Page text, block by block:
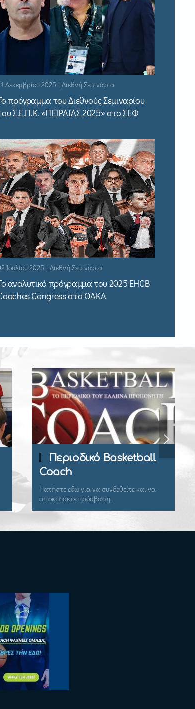
Δεκεμβρίου 2025 | Διεθνή Σεμινάρια
πρόγραμμα του Διεθνούς Σεμιναρίου
Σ.Ε.Π.Κ. «ΠΕΙΡΑΙΑΣ 2025» στο ΣΕΦ
Ιουλίου 2025 | Διεθνή Σεμινάρια
αναλυτικό πρόγραμμα του 2025 EHCB
Congress στο ΟΑΚΑ
Εγγραφή Μέλους
Εγγραφείτε εδώ για να αποκτήσετε
πρόσβαση.
και να